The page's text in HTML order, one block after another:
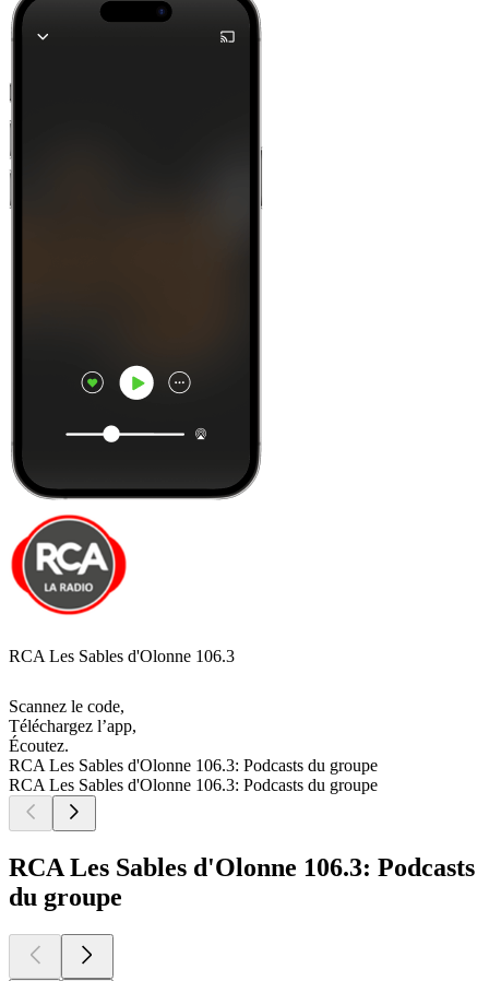
RCA Les Sables d'Olonne 106.3
Scannez le code,
Téléchargez l’app,
Écoutez.
RCA Les Sables d'Olonne 106.3: Podcasts du groupe
RCA Les Sables d'Olonne 106.3: Podcasts du groupe
RCA Les Sables d'Olonne 106.3: Podcasts
du groupe